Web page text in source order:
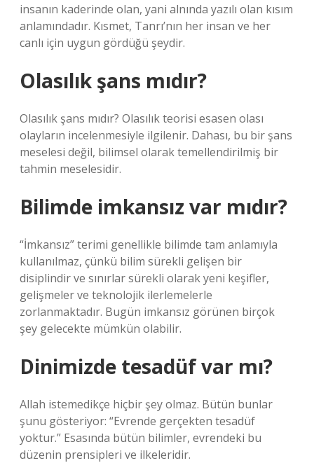
insanın kaderinde olan, yani alnında yazılı olan kısım
anlamındadır. Kısmet, Tanrı’nın her insan ve her
canlı için uygun gördüğü şeydir.
Olasılık şans mıdır?
Olasılık şans mıdır? Olasılık teorisi esasen olası
olayların incelenmesiyle ilgilenir. Dahası, bu bir şans
meselesi değil, bilimsel olarak temellendirilmiş bir
tahmin meselesidir.
Bilimde imkansız var mıdır?
“İmkansız” terimi genellikle bilimde tam anlamıyla
kullanılmaz, çünkü bilim sürekli gelişen bir
disiplindir ve sınırlar sürekli olarak yeni keşifler,
gelişmeler ve teknolojik ilerlemelerle
zorlanmaktadır. Bugün imkansız görünen birçok
şey gelecekte mümkün olabilir.
Dinimizde tesadüf var mı?
Allah istemedikçe hiçbir şey olmaz. Bütün bunlar
şunu gösteriyor: “Evrende gerçekten tesadüf
yoktur.” Esasında bütün bilimler, evrendeki bu
düzenin prensipleri ve ilkeleridir.